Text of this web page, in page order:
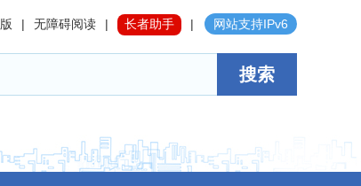
| 无障碍阅读 | 长者助手 | 网站支持IPv6
搜索